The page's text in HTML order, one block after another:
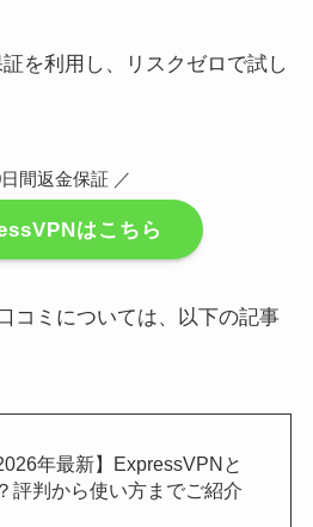
を利用し、リスクゼロで試し
間返金保証 ／
はこちら
コミについては、以下の記事
2026年最新】ExpressVPNと
評判から使い方までご紹介